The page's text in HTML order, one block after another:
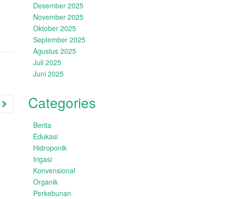
Desember 2025
November 2025
Oktober 2025
September 2025
Agustus 2025
Juli 2025
Juni 2025
Categories
Berita
Edukasi
Hidroponik
Irigasi
Konvensional
Organik
Perkebunan